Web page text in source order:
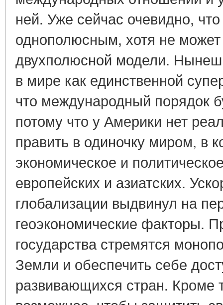
ней. Уже сейчас очевидно,
однополюсным, хотя не может
двухполюсной модели.
в мире как единственной
что международный порядок
потому что у Америки нет
править в одиночку миром, в
экономическое и
европейских и азиатских.
глобализации выдвинул на
геоэкономические факторы.
государства стремятся
Земли и обеспечить себе
развивающихся стран. Кроме